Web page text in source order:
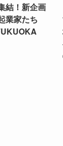
結！新企画
業家たち